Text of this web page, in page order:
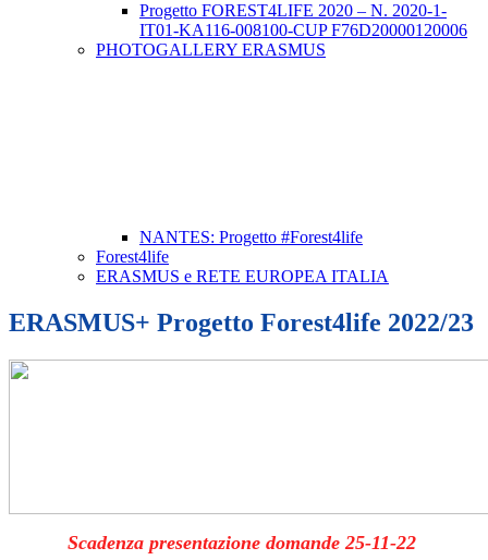
Progetto FOREST4LIFE 2020 – N. 2020-1-
IT01-KA116-008100-CUP F76D20000120006
PHOTOGALLERY ERASMUS
NANTES: Progetto #Forest4life
Forest4life
ERASMUS e RETE EUROPEA ITALIA
ERASMUS+ Progetto Forest4life 2022/23
Scadenza presentazione domande 25-11-22